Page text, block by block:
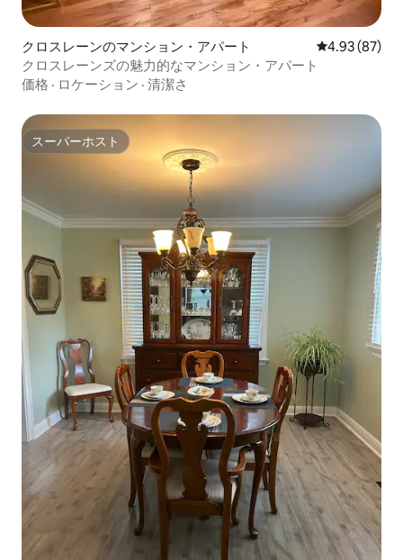
クロスレーンのマンション・アパート レビュー87
4.93 (87)
クロスレーンズの魅力的なマンション・アパート
価格 · ロケーション · 清潔さ
スーパーホスト
スーパーホスト